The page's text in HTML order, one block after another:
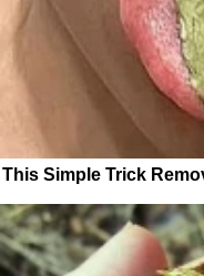
This Simple Trick